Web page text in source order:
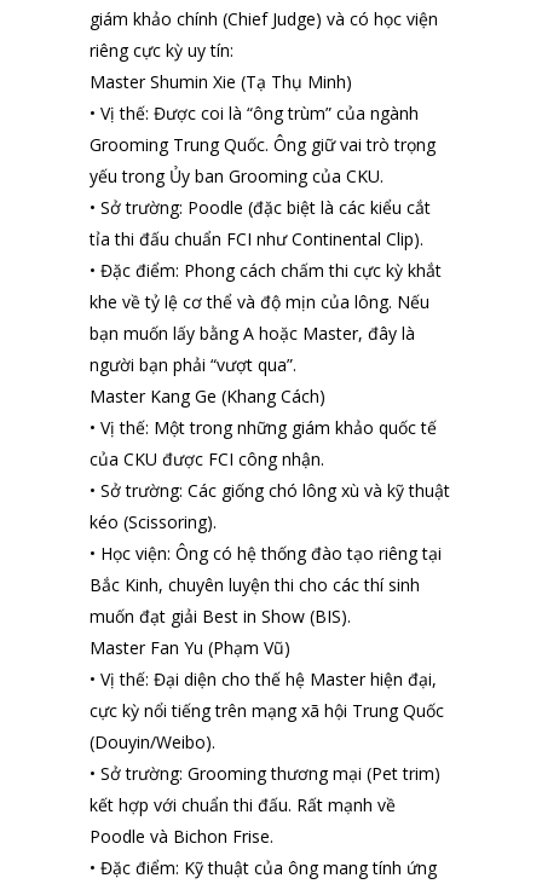
giám khảo chính (Chief Judge) và có học viện
riêng cực kỳ uy tín:
Master Shumin Xie (Tạ Thụ Minh)
• Vị thế: Được coi là “ông trùm” của ngành
Grooming Trung Quốc. Ông giữ vai trò trọng
yếu trong Ủy ban Grooming của CKU.
• Sở trường: Poodle (đặc biệt là các kiểu cắt
tỉa thi đấu chuẩn FCI như Continental Clip).
• Đặc điểm: Phong cách chấm thi cực kỳ khắt
khe về tỷ lệ cơ thể và độ mịn của lông. Nếu
bạn muốn lấy bằng A hoặc Master, đây là
người bạn phải “vượt qua”.
Master Kang Ge (Khang Cách)
• Vị thế: Một trong những giám khảo quốc tế
của CKU được FCI công nhận.
• Sở trường: Các giống chó lông xù và kỹ thuật
kéo (Scissoring).
• Học viện: Ông có hệ thống đào tạo riêng tại
Bắc Kinh, chuyên luyện thi cho các thí sinh
muốn đạt giải Best in Show (BIS).
Master Fan Yu (Phạm Vũ)
• Vị thế: Đại diện cho thế hệ Master hiện đại,
cực kỳ nổi tiếng trên mạng xã hội Trung Quốc
(Douyin/Weibo).
• Sở trường: Grooming thương mại (Pet trim)
kết hợp với chuẩn thi đấu. Rất mạnh về
Poodle và Bichon Frise.
• Đặc điểm: Kỹ thuật của ông mang tính ứng